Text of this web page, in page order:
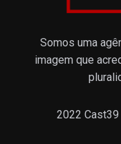
Somos uma
imagem que
2022